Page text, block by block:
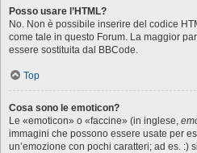
Posso usare l’HTML?
No. Non è possibile inserire del codice
come tale in questo Forum. La maggior
essere sostituita dal BBCode.
Top
Cosa sono le emoticon?
Le «emoticon» o «faccine» (in inglese,
immagini che possono essere usate per
un’emozione con pochi caratteri; ad es. :)